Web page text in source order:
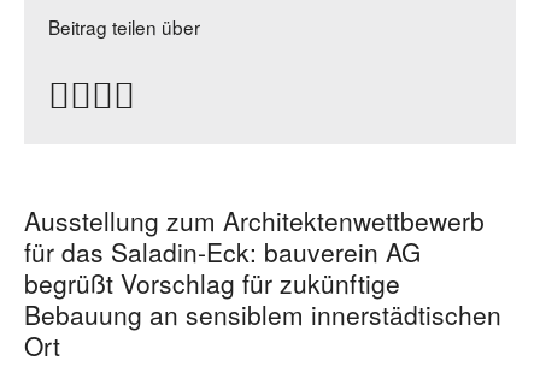
Beitrag teilen über
Ausstellung zum Architektenwettbewerb
für das Saladin-Eck: bauverein AG
begrüßt Vorschlag für zukünftige
Bebauung an sensiblem innerstädtischen
Ort